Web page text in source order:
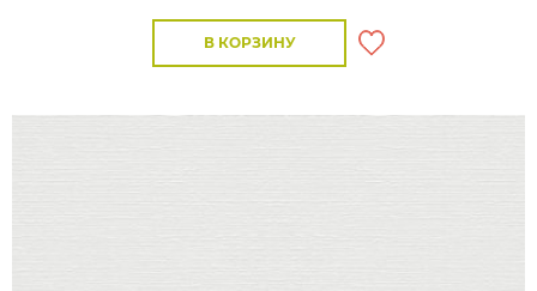
В КОРЗИНУ